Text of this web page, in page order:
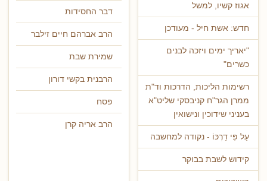
אגוז קשיו, למשל
חדש: אשת חיל - מעודכן
"יאריך ימים ויזכה לבנים
כשרים"
רשימות הליכות, הדרכות וד"ת
ממרן הגר"ח קניבסקי שליט"א
בעניני שידוכין ונישואין
עַל פִּי דַרְכּוֹ - נקודה למחשבה
קידוש לשבת בבוקר
דבר החסידות
הרב אברהם חיים זילבר
שמירת שבת
הרבנית בקשי דורון
פסח
הרב אריה קרן